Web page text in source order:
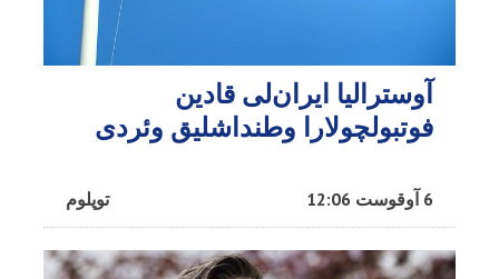
آوسترالیا ایران‌لی قادین
فوتبولچولارا وطنداشلیق وئردی
توپلوم 6 آوقوست 12:06